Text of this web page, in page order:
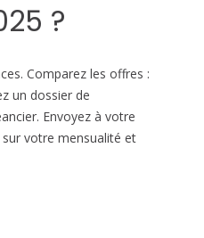
?
Comparez les offres :
un dossier de
Envoyez à votre
votre mensualité et